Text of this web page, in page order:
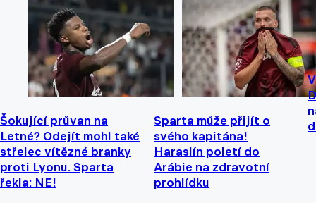
Šokující průvan na
Letné? Odejít mohl také
střelec vítězné branky
proti Lyonu. Sparta
řekla: NE!
Sparta může přijít o
svého kapitána!
Haraslín poletí do
Arábie na zdravotní
prohlídku